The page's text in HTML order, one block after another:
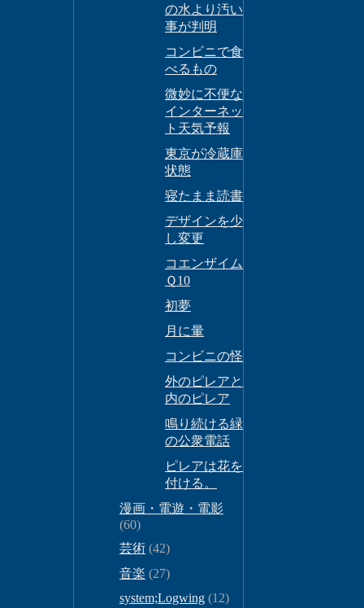
の水より汚い
事が判明
コンビニで食
べるもの
微妙に不便な
インターネッ
ト天気予報
東京が冷蔵庫
状態
寝たまま読書
デザインを少
し変更
コエンザイム
Ｑ10
初夢
月に暈
コンビニの怪
外のピレアと
内のピレア
鳴り続ける緑
の公衆電話
ピレアは花を
付ける。
漫画・電遊・電影
(60)
芸術 (42)
音楽 (27)
system;Logwing (12)